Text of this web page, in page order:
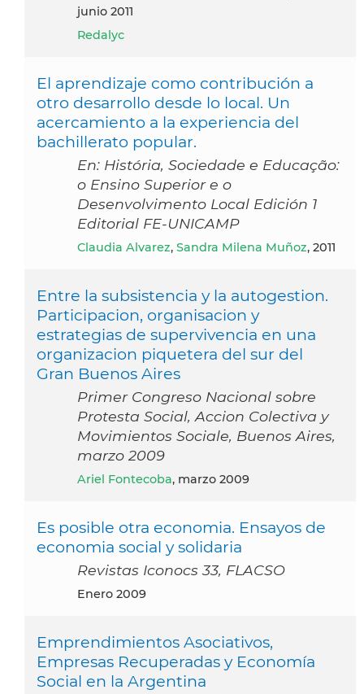
junio 2011
Redalyc
El aprendizaje como contribución a
otro desarrollo desde lo local. Un
acercamiento a la experiencia del
bachillerato popular.
En: História, Sociedade e Educação:
o Ensino Superior e o
Desenvolvimento Local Edición 1
Editorial FE-UNICAMP
Claudia Alvarez, Sandra Milena Muñoz, 2011
Entre la subsistencia y la autogestion.
Participacion, organisacion y
estrategias de supervivencia en una
organizacion piquetera del sur del
Gran Buenos Aires
Primer Congreso Nacional sobre
Protesta Social, Accion Colectiva y
Movimientos Sociale, Buenos Aires,
marzo 2009
Ariel Fontecoba, marzo 2009
Es posible otra economia. Ensayos de
economia social y solidaria
Revistas Iconocs 33, FLACSO
enero 2009
Emprendimientos Asociativos,
Empresas Recuperadas y Economía
Social en la Argentina